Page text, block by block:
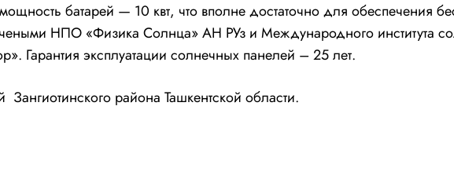
батарей — 10 квт, что вполне достаточно для обеспечения
НПО «Физика Солнца» АН РУз и Международного института
Гарантия эксплуатации солнечных панелей – 25 лет.
района Ташкентской области.